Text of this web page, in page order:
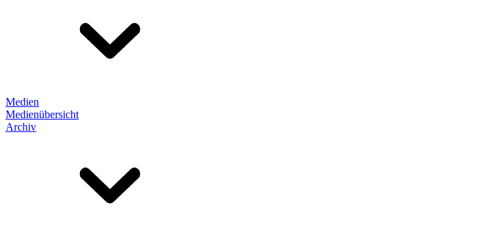
Medien
Medienübersicht
Archiv